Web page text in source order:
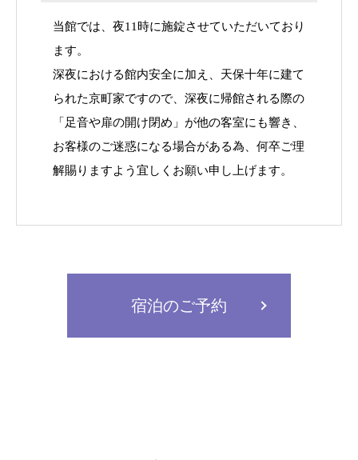
当館では、夜11時に施錠させていただいており
ます。
深夜における館内安全に加え、天保十年に建て
られた京町家ですので、深夜に帰館される際の
「足音や扉の開け閉め」が他の客室にも響き、
お客様のご迷惑になる場合がある為、何卒ご理
解賜りますよう宜しくお願い申し上げます。
宿泊のご予約